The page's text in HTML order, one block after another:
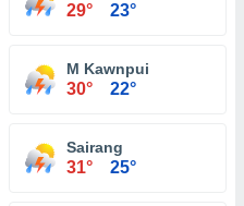
29° 23°
M Kawnpui
30° 22°
Sairang
31° 25°